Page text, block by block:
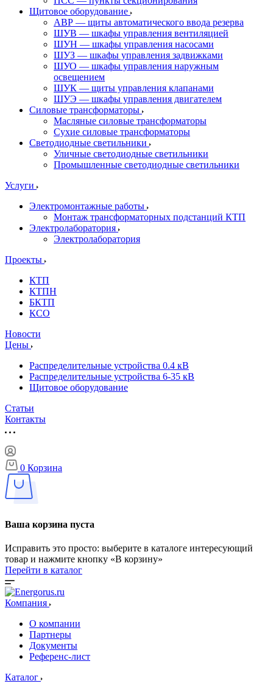
Щитовое оборудование
АВР — щиты автоматического ввода резерва
ШУВ — шкафы управления вентиляцией
ШУН — шкафы управления насосами
ШУЗ — шкафы управления задвижками
ШУО — шкафы управления наружным
освещением
ШУК — щиты управления клапанами
ШУЭ — шкафы управления двигателем
Силовые трансформаторы
Масляные силовые трансформаторы
Сухие силовые трансформаторы
Светодиодные светильники
Уличные светодиодные светильники
Промышленные светодиодные светильники
Услуги
Электромонтажные работы
Монтаж трансформаторных подстанций КТП
Электролаборатория
Электролаборатория
Проекты
КТП
КТПН
БКТП
КСО
Новости
Цены
Распределительные устройства 0.4 кВ
Распределительные устройства 6-35 кВ
Щитовое оборудование
Статьи
Контакты
0 Корзина
Ваша корзина пуста
Исправить это просто: выберите в каталоге интересующий
товар и нажмите кнопку «В корзину»
Перейти в каталог
Компания
О компании
Партнеры
Документы
Референс-лист
Каталог